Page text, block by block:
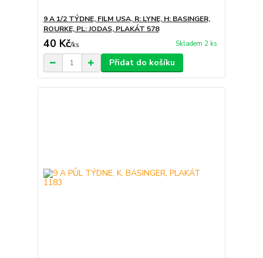
9 A 1/2 TÝDNE, FILM USA, R: LYNE, H: BASINGER,
ROURKE, PL: JODAS, PLAKÁT 578
40 Kč/ks Skladem 2 ks
Přidat do košíku